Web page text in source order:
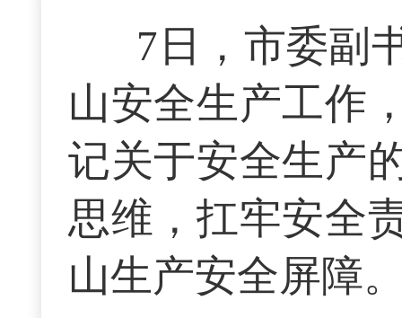
7日，市委副
山安全生产工作
记关于安全生产
思维，扛牢安全
山生产安全屏障